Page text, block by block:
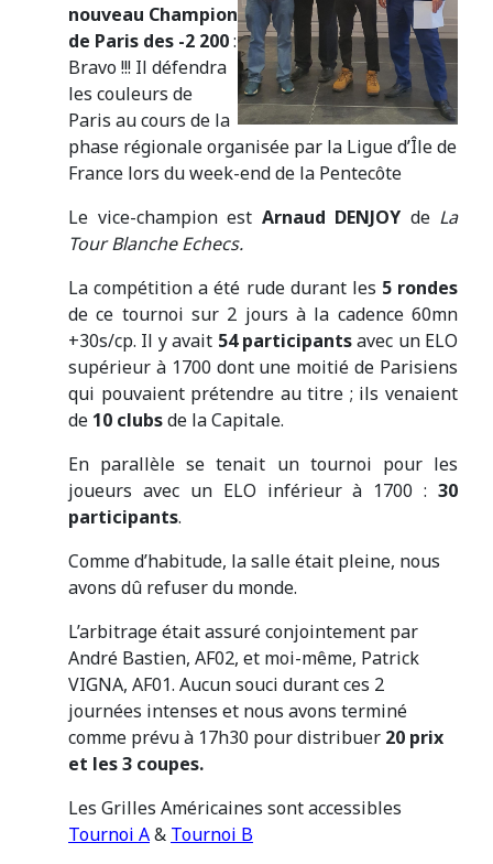
nouveau Champion
de Paris des -2 200:
Bravo !!! Il défendra
les couleurs de
Paris au cours de la
phase régionale organisée par la Ligue d’Île de
France lors du week-end de la Pentecôte
Le vice-champion est Arnaud DENJOY de La
Tour Blanche Echecs.
La compétition a été rude durant les 5 rondes
de ce tournoi sur 2 jours à la cadence 60mn
+30s/cp. Il y avait 54 participantsavec un ELO
supérieur à 1700 dont une moitié de Parisiens
qui pouvaient prétendre au titre ; ils venaient
de 10 clubsde la Capitale.
En parallèle se tenait un tournoi pour les
joueurs avec un ELO inférieur à 1700 : 30
participants.
Comme d’habitude, la salle était pleine, nous
avons dû refuser du monde.
L’arbitrage était assuré conjointement par
André Bastien, AF02, et moi-même, Patrick
VIGNA, AF01. Aucun souci durant ces 2
journées intenses et nous avons terminé
comme prévu à 17h30 pour distribuer 20 prix
et les 3 coupes.
Les Grilles Américaines sont accessibles
Tournoi A& Tournoi B